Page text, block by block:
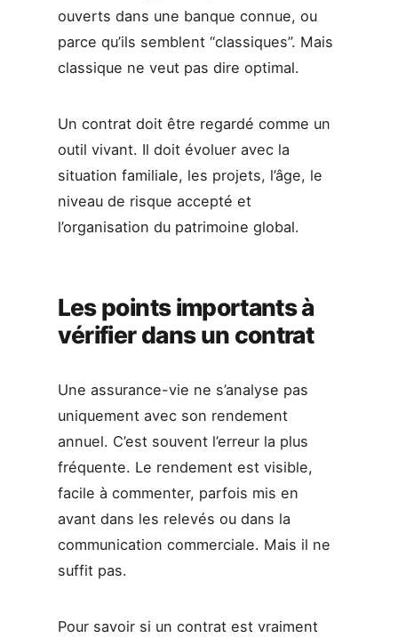
ouverts dans une banque connue, ou
parce qu’ils semblent “classiques”. Mais
classique ne veut pas dire optimal.
Un contrat doit être regardé comme un
outil vivant. Il doit évoluer avec la
situation familiale, les projets, l’âge, le
niveau de risque accepté et
l’organisation du patrimoine global.
Les points importants à
vérifier dans un contrat
Une assurance-vie ne s’analyse pas
uniquement avec son rendement
annuel. C’est souvent l’erreur la plus
fréquente. Le rendement est visible,
facile à commenter, parfois mis en
avant dans les relevés ou dans la
communication commerciale. Mais il ne
suffit pas.
Pour savoir si un contrat est vraiment